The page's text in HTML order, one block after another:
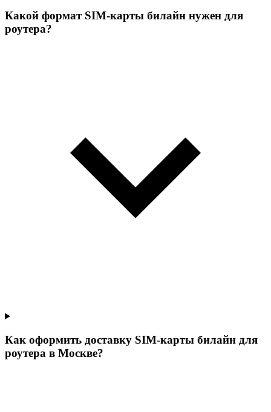
Какой формат SIM-карты билайн нужен для
роутера?
Как оформить доставку SIM-карты билайн для
роутера в Москве?